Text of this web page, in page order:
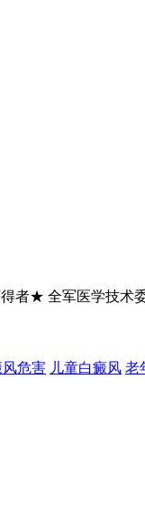
者★ 全军医学技术
风危害 儿童白癜风 老